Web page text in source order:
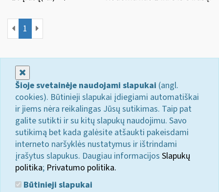
1
Šioje svetainėje naudojami slapukai (angl.
cookies). Būtinieji slapukai įdiegiami automatiškai
ir jiems nėra reikalingas Jūsų sutikimas. Taip pat
galite sutikti ir su kitų slapukų naudojimu. Savo
sutikimą bet kada galėsite atšaukti pakeisdami
interneto naršyklės nustatymus ir ištrindami
įrašytus slapukus. Daugiau informacijos Slapukų
politika; Privatumo politika.
Būtinieji slapukai